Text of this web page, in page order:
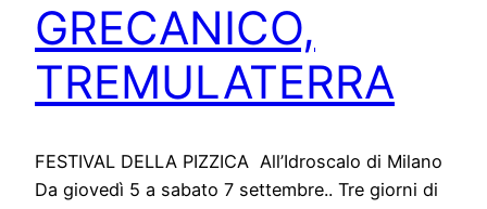
GRECANICO,
TREMULATERRA
FESTIVAL DELLA PIZZICA All’Idroscalo di Milano
Da giovedì 5 a sabato 7 settembre.. Tre giorni di